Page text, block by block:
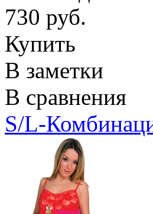
730 руб.
Купить
В заметки
В сравнения
S/L-